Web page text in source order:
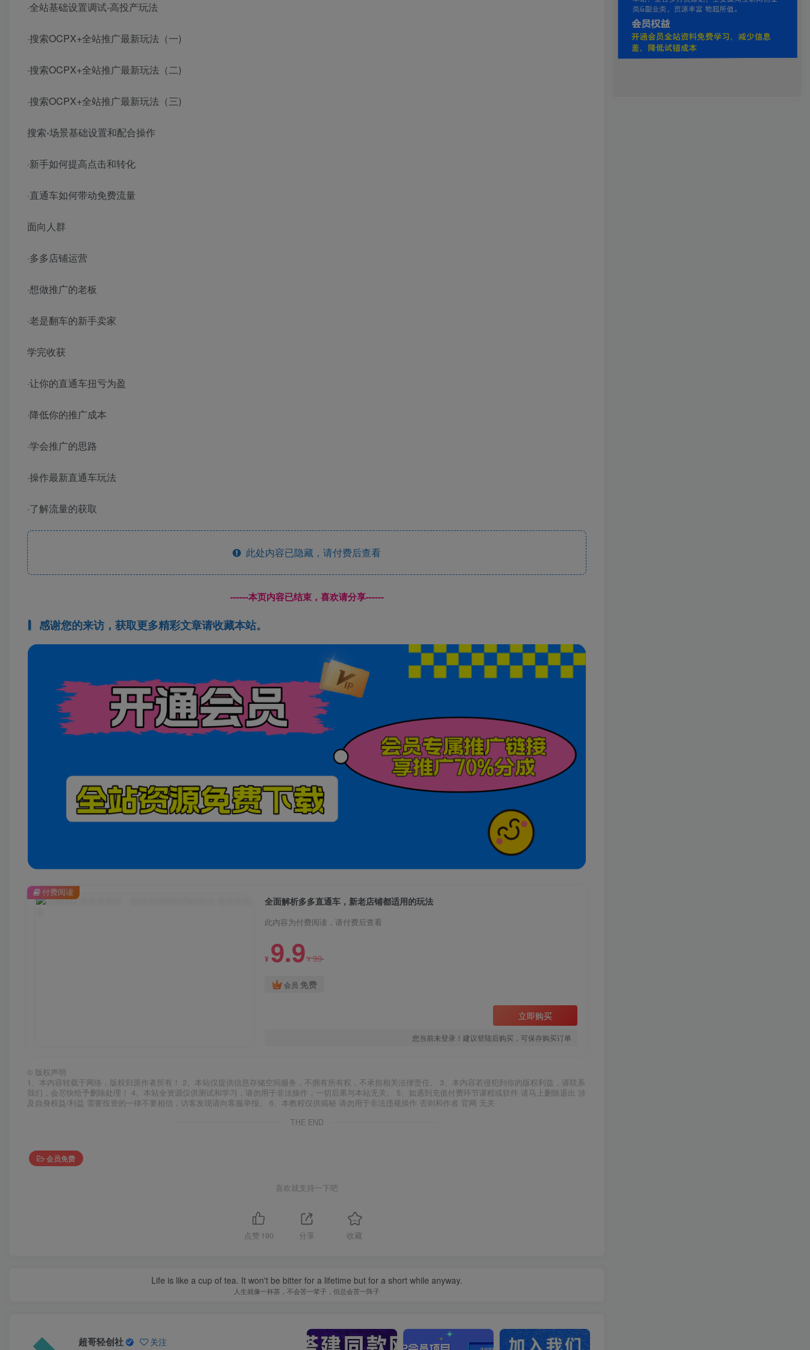
·全站基础设置调试-高投产玩法
·搜索OCPX+全站推广最新玩法（一)
·搜索OCPX+全站推广最新玩法（二)
·搜索OCPX+全站推广最新玩法（三)
搜索-场景基础设置和配合操作
·新手如何提高点击和转化
·直通车如何带动免费流量
面向人群
·多多店铺运营
·想做推广的老板
·老是翻车的新手卖家
学完收获
·让你的直通车扭亏为盈
·降低你的推广成本
·学会推广的思路
·操作最新直通车玩法
·了解流量的获取
此处内容已隐藏，请付费后查看
------本页内容已结束，喜欢请分享------
感谢您的来访，获取更多精彩文章请收藏本站。
全面解析多多直通车，​新老店铺都适用的玩法
此内容为付费阅读，请付费后查看
¥ 9.9¥99
会员 免费
立即购买
您当前未登录！建议登陆后购买，可保存购买订单
付费阅读
© 版权声明
1、本内容转载于网络，版权归原作者所有！ 2、本站仅提供信息存储空间服务，不拥有所有权，不承担相关法律责任。 3、本内容若侵犯到你的版权利益，请联系
我们，会尽快给予删除处理！ 4、本站全资源仅供测试和学习，请勿用于非法操作，一切后果与本站无关。 5、如遇到充值付费环节课程或软件 请马上删除退出 涉
及自身权益/利益 需要投资的一律不要相信，访客发现请向客服举报。 6、本教程仅供揭秘 请勿用于非法违规操作 否则和作者 官网 无关
THE END
会员免费
喜欢就支持一下吧
点赞 190 分享 收藏
Life is like a cup of tea. It won't be bitter for a lifetime but for a short while anyway.
人生就像一杯茶，不会苦一辈子，但总会苦一阵子
超哥轻创社 关注